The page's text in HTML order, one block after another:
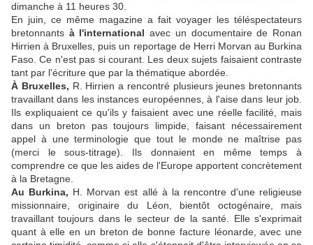
dimanche à 11 heures 30.
En juin, ce même magazine a fait voyager les téléspectateurs
bretonnants à l'international avec un documentaire de Ronan
Hirrien à Bruxelles, puis un reportage de Herri Morvan au Burkina
Faso. Ce n'est pas si courant. Les deux sujets faisaient contraste
tant par l'écriture que par la thématique abordée.
À Bruxelles, R. Hirrien a rencontré plusieurs jeunes bretonnants
travaillant dans les instances européennes, à l'aise dans leur job.
Ils expliquaient ce qu'ils y faisaient avec une réelle facilité, mais
dans un breton pas toujours limpide, faisant nécessairement
appel à une terminologie que tout le monde ne maîtrise pas
(merci le sous-titrage). Ils donnaient en même temps à
comprendre ce que les aides de l'Europe apportent concrètement
à la Bretagne.
Au Burkina, H. Morvan est allé à la rencontre d'une religieuse
missionnaire, originaire du Léon, bientôt octogénaire, mais
travaillant toujours dans le secteur de la santé. Elle s'exprimait
quant à elle en un breton de bonne facture léonarde, avec une